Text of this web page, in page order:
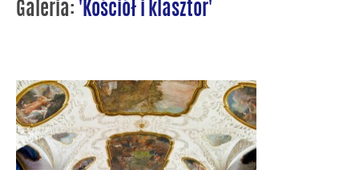
Galeria: 'Kościół i klasztor'